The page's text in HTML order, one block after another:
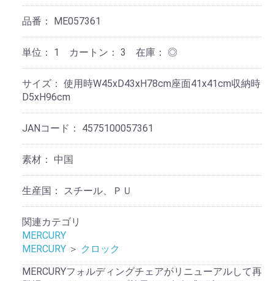
品番： ME057361
単位： 1 カートン： 3 在庫： ◎
サイズ： 使用時W45xD43xH78cm座面41x41cm収納時
D5xH96cm
JANコード： 4575100057361
素材： 中国
生産国： スチール、ＰＵ
関連カテゴリ
MERCURY
MERCURY ＞ クロック
MERCURYフォルディングチェアがリニューアルして再